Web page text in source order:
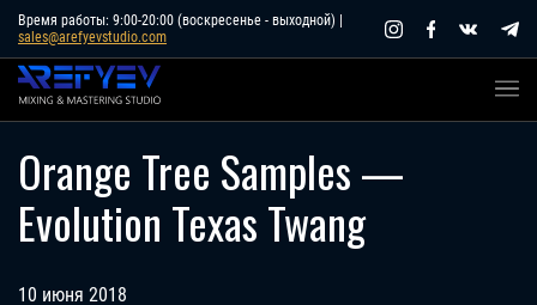
Skip
content
Время работы: 9:00-20:00 (воскресенье - выходной) |
sales@arefyevstudio.com
Orange Tree Samples —
Evolution Texas Twang
10 июня 2018